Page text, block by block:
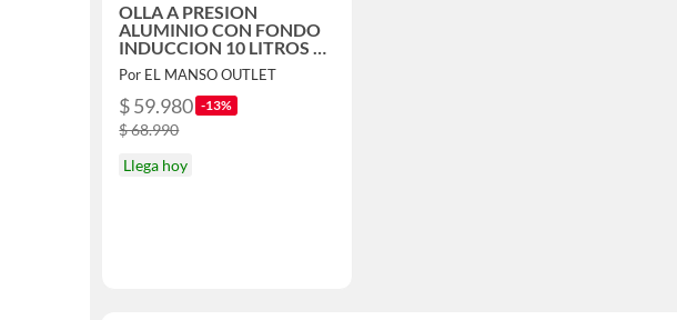
OLLA A PRESION
ALUMINIO CON FONDO
INDUCCION 10 LITROS 26
CM
Por EL MANSO OUTLET
$ 59.980 -13%
$ 68.990
Llega hoy